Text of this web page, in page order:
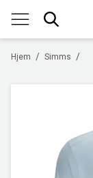
/
Hjem /
Simms